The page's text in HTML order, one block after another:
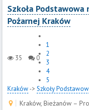
Szkoła
Pożarnej Kraków
35 0
1
2
3
4
5
Kraków-> Szkoły
Kraków, Bieżanów –